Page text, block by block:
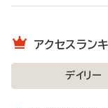
アクセスラン
デイリー